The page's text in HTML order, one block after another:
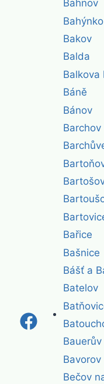
Bahnov
Bahýnko
Bakov
Balda
Balkova
Báně
Bánov
Barchov
Bařice
Bašnice
Bášť a
Batelov
Bavorov
Bečov